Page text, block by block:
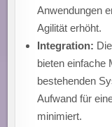
Anwendungen
Agilität erhöht.
Integration:
bieten einfache
bestehenden
Aufwand für
minimiert.